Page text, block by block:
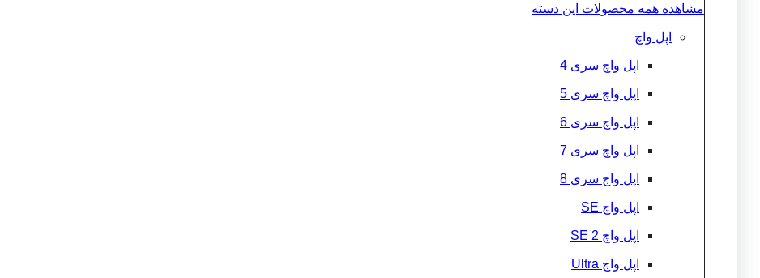
مشاهده همه محصولات این دسته
اپل واچ
اپل واچ سری 4
اپل واچ سری 5
اپل واچ سری 6
اپل واچ سری 7
اپل واچ سری 8
اپل واچ SE
اپل واچ 2 SE
اپل واچ Ultra